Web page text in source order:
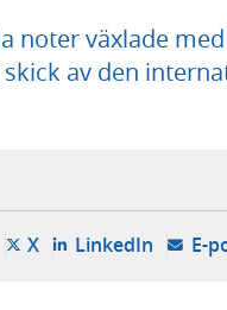
noter växlade
av den
i ny flik, extern
X- öppnas i ny flik,
LinkedIn- E-